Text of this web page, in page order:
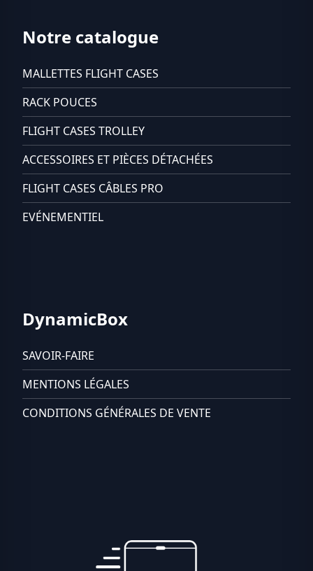
Notre catalogue
MALLETTES FLIGHT CASES
RACK POUCES
FLIGHT CASES TROLLEY
ACCESSOIRES ET PIÈCES DÉTACHÉES
FLIGHT CASES CÂBLES PRO
EVÉNEMENTIEL
DynamicBox
SAVOIR-FAIRE
MENTIONS LÉGALES
CONDITIONS GÉNÉRALES DE VENTE